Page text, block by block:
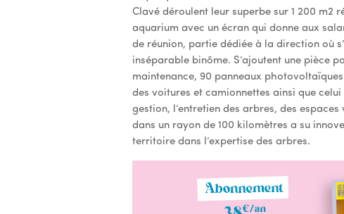
Clavé déroulent leur superbe sur 1 200 m2
aquarium avec un écran qui donne aux
de réunion, partie dédiée à la direction où
inséparable binôme. S’ajoutent une pièce
maintenance, 90 panneaux
des voitures et camionnettes ainsi que
gestion, l’entretien des arbres, des
dans un rayon de 100 kilomètres a su
territoire dans l’expertise des arbres.